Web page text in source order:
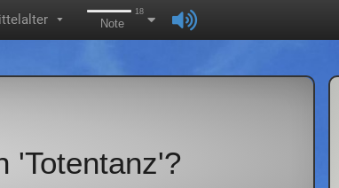
▼
18
Note
'Totentanz'?